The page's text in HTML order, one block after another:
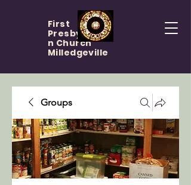
First
Presbyteria
n Church
Milledgeville
Groups